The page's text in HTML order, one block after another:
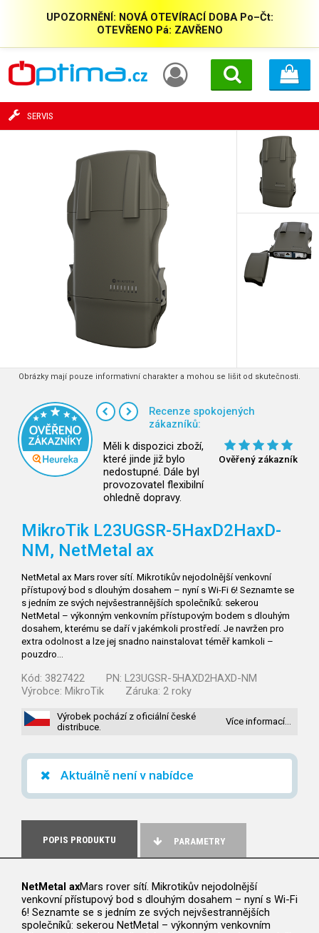
UPOZORNĚNÍ: NOVÁ OTEVÍRACÍ DOBA Po–Čt:
OTEVŘENO Pá: ZAVŘENO
SERVIS
Obrázky mají pouze informativní charakter a mohou se lišit od skutečnosti.
Recenze spokojených
zákazníků:
Měli k dispozici zboží,
které jinde již bylo
nedostupné. Dále byl
provozovatel flexibilní
ohledně dopravy.
Ověřený zákazník
MikroTik L23UGSR-5HaxD2HaxD-
NM, NetMetal ax
NetMetal ax Mars rover sítí. Mikrotikův nejodolnější venkovní
přístupový bod s dlouhým dosahem – nyní s Wi-Fi 6! Seznamte se
s jedním ze svých nejvšestrannějších společníků: sekerou
NetMetal – výkonným venkovním přístupovým bodem s dlouhým
dosahem, kterému se daří v jakémkoli prostředí. Je navržen pro
extra odolnost a lze jej snadno nainstalovat téměř kamkoli –
pouzdro…
Kód: 3827422 PN: L23UGSR-5HAXD2HAXD-NM
Výrobce: MikroTik Záruka: 2 roky
Výrobek pochází z oficiální české
distribuce.
Více informací…
Aktuálně není v nabídce
POPIS PRODUKTU PARAMETRY
NetMetal axMars rover sítí. Mikrotikův nejodolnější
venkovní přístupový bod s dlouhým dosahem – nyní s Wi-Fi
6! Seznamte se s jedním ze svých nejvšestrannějších
společníků: sekerou NetMetal – výkonným venkovním